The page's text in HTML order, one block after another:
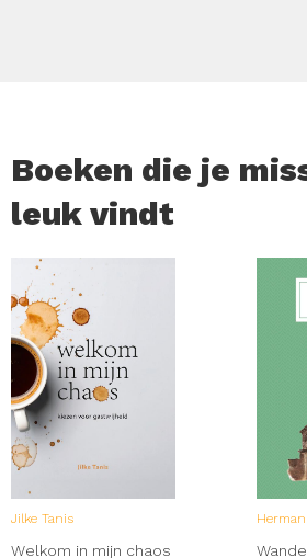
Boeken die je
leuk vindt
Jilke Tanis
Welkom in mijn chaos